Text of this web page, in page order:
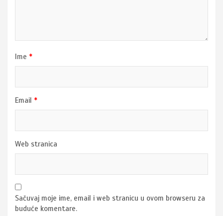
Ime *
Email *
Web stranica
Sačuvaj moje ime, email i web stranicu u ovom browseru za
buduće komentare.